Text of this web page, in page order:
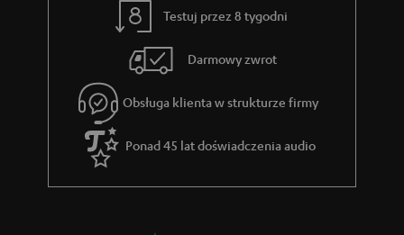
e
g
w
a
r
Testuj przez 8 tygodni
Darmowy zwrot
Obsługa klienta w strukturze firmy
Ponad 45 lat doświadczenia audio